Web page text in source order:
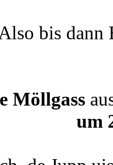
bis dann
Möllgass
um